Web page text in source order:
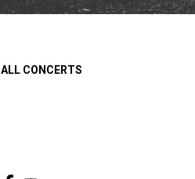
ALL CONCERTS